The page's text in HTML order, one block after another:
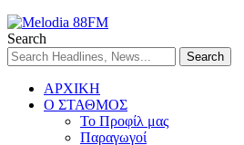
Search
ΑΡΧΙΚΗ
Ο ΣΤΑΘΜΟΣ
Το Προφίλ μας
Παραγωγοί